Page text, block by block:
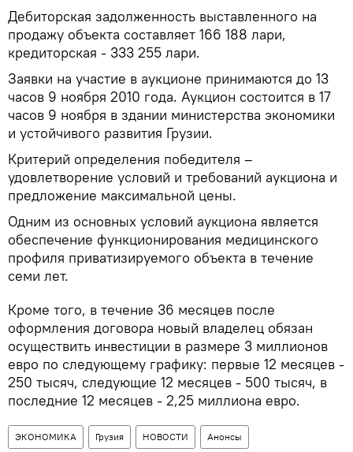
Дебиторская задолженность выставленного на
продажу объекта составляет 166 188 лари,
кредиторская - 333 255 лари.
Заявки на участие в аукционе принимаются до 13
часов 9 ноября 2010 года. Аукцион состоится в 17
часов 9 ноября в здании министерства экономики
и устойчивого развития Грузии.
Критерий определения победителя –
удовлетворение условий и требований аукциона и
предложение максимальной цены.
Одним из основных условий аукциона является
обеспечение функционирования медицинского
профиля приватизируемого объекта в течение
семи лет.
Кроме того, в течение 36 месяцев после
оформления договора новый владелец обязан
осуществить инвестиции в размере 3 миллионов
евро по следующему графику: первые 12 месяцев -
250 тысяч, следующие 12 месяцев - 500 тысяч, в
последние 12 месяцев - 2,25 миллиона евро.
ЭКОНОМИКА Грузия НОВОСТИ Анонсы